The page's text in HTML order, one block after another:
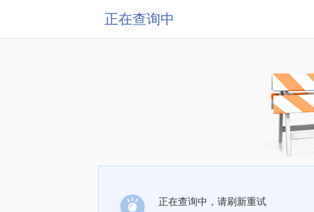
正在查询中
正在查询中，请刷新重试